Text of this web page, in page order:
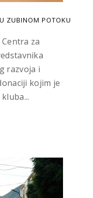
ZUBINOM POTOKU
za
razvoja i
kojim je